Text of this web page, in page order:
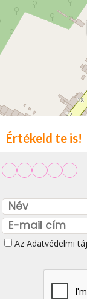
Értékeld te is!
Az Adatvédelmi